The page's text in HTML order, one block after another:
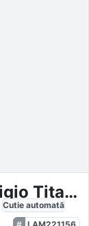
Lamborghini Revuelto Grigio Titans
Cutie automată